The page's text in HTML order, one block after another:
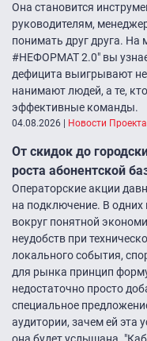
Она становится
руководителям,
понимать друг друга.
#НЕФОРМАТ 2.0" вы
дефицита выигрывают
нанимают людей, а те,
эффективные команды.
04.08.2026 Новости Проекта
От скидок до
роста абонентской
Операторские акции
на подключение. В одних
вокруг понятной
неудобств при
локального события,
для рынка принцип
недостаточно просто
специальное
аудитории, зачем ей эта